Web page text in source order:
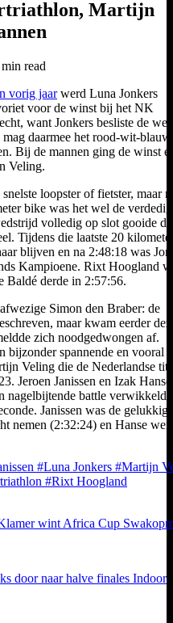
Martijn
read
vorig jaarwerd Luna Jonkers
voor de winst bij het NK
want Jonkers besliste de
daarmee het rood-wit-
Bij de mannen ging de winst
Veling.
loopster of fietster, maar
bike was het wel de
volledig op slot gooide
Tijdens die laatste 20
blijven en na 2:48:18 was
Kampioene. Rixt Hoogland
Baldé derde in 2:57:56.
Simon den Braber: de
maar kwam eerder
zich noodgedwongen af.
spannende en vooral
Veling die de Nederlandse
Jeroen Janissen en Izak Hanse
nagelbijtende battle verwikkeld,
Janissen was de
nemen (2:32:24) en Hanse
#Luna Jonkers #Martijn
#Rixt Hoogland
wint Africa Cup
door naar halve finales Indoor